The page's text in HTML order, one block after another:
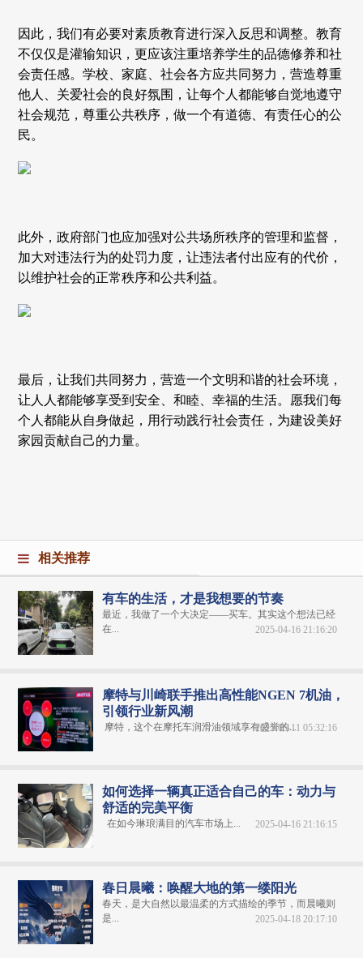
因此，我们有必要对素质教育进行深入反思和调整。教育
不仅仅是灌输知识，更应该注重培养学生的品德修养和社
会责任感。学校、家庭、社会各方应共同努力，营造尊重
他人、关爱社会的良好氛围，让每个人都能够自觉地遵守
社会规范，尊重公共秩序，做一个有道德、有责任心的公
民。
此外，政府部门也应加强对公共场所秩序的管理和监督，
加大对违法行为的处罚力度，让违法者付出应有的代价，
以维护社会的正常秩序和公共利益。
最后，让我们共同努力，营造一个文明和谐的社会环境，
让人人都能够享受到安全、和睦、幸福的生活。愿我们每
个人都能从自身做起，用行动践行社会责任，为建设美好
家园贡献自己的力量。
相关推荐
有车的生活，才是我想要的节奏
最近，我做了一个大决定——买车。其实这个想法已经
在...
2025-04-16 21:16:20
摩特与川崎联手推出高性能NGEN 7机油，
引领行业新风潮
摩特，这个在摩托车润滑油领域享有盛誉的...2025-05-11 05:32:16
如何选择一辆真正适合自己的车：动力与
舒适的完美平衡
在如今琳琅满目的汽车市场上... 2025-04-16 21:16:15
春日晨曦：唤醒大地的第一缕阳光
春天，是大自然以最温柔的方式描绘的季节，而晨曦则
是...
2025-04-18 20:17:10